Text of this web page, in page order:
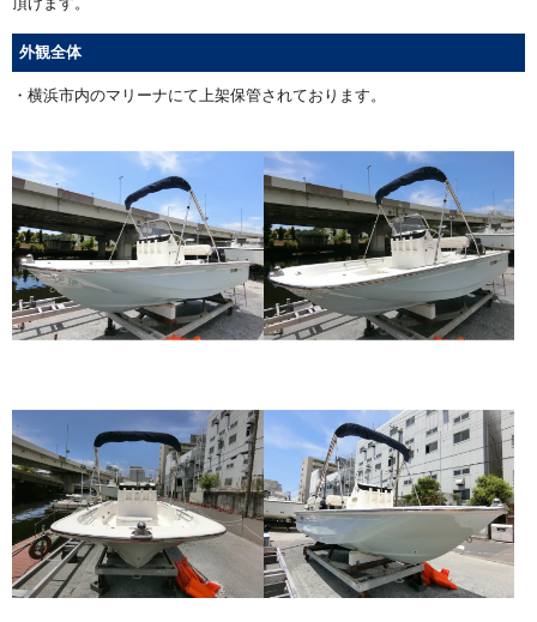
外観全体
・横浜市内のマリーナにて上架保管されております。